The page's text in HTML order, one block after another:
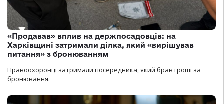
«Продавав» вплив на держпосадовців: на
Харківщині затримали ділка, який «вирішував
питання» з бронюванням
Правоохоронці затримали посередника, який брав гроші за
бронювання.